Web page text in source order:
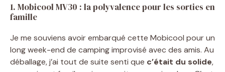
1. Mobicool MV30 : la polyvalence pour les sorties en
famille
Je me souviens avoir embarqué cette Mobicool pour un
long week-end de camping improvisé avec des amis. Au
déballage, j’ai tout de suite senti que c’était du solide,